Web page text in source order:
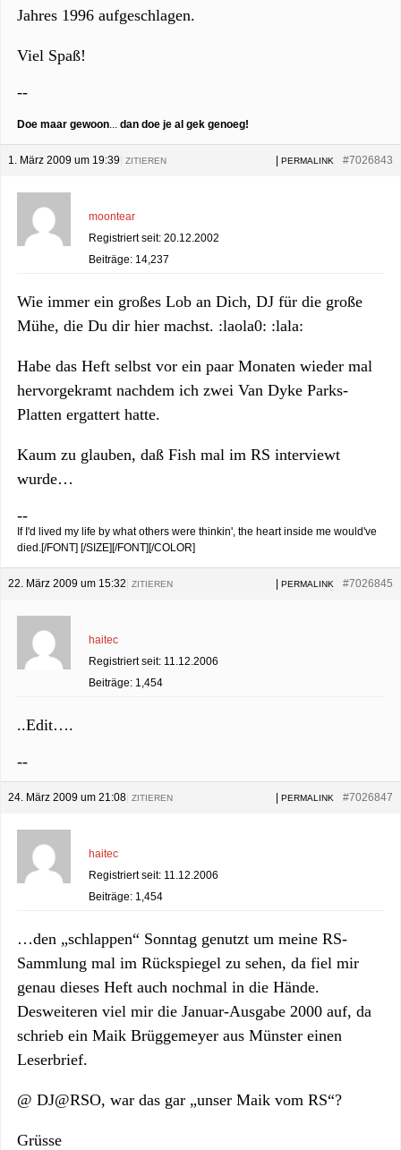
Jahres 1996 aufgeschlagen.
Viel Spaß!
--
Doe maar gewoon... dan doe je al gek genoeg!
1. März 2009 um 19:39 #7026843
PERMALINK
ZITIEREN
moontear
Registriert seit: 20.12.2002
Beiträge: 14,237
Wie immer ein großes Lob an Dich, DJ für die große
Mühe, die Du dir hier machst. :laola0: :lala:
Habe das Heft selbst vor ein paar Monaten wieder mal
hervorgekramt nachdem ich zwei Van Dyke Parks-
Platten ergattert hatte.
Kaum zu glauben, daß Fish mal im RS interviewt
wurde…
--
If I'd lived my life by what others were thinkin', the heart inside me would've
died.[/FONT] [/SIZE][/FONT][/COLOR]
22. März 2009 um 15:32 #7026845
PERMALINK
ZITIEREN
haitec
Registriert seit: 11.12.2006
Beiträge: 1,454
..Edit….
--
24. März 2009 um 21:08 #7026847
PERMALINK
ZITIEREN
haitec
Registriert seit: 11.12.2006
Beiträge: 1,454
…den „schlappen“ Sonntag genutzt um meine RS-
Sammlung mal im Rückspiegel zu sehen, da fiel mir
genau dieses Heft auch nochmal in die Hände.
Desweiteren viel mir die Januar-Ausgabe 2000 auf, da
schrieb ein Maik Brüggemeyer aus Münster einen
Leserbrief.
@ DJ@RSO, war das gar „unser Maik vom RS“?
Grüsse